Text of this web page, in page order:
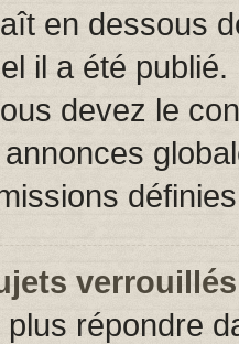
en dessous
il a été
devez le
répondre